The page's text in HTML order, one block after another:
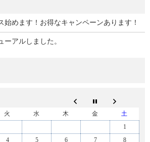
始めます！お得なキャンペーンあります！
ーアルしました。
火 水 木 金
土
1
4 5 6 7 8